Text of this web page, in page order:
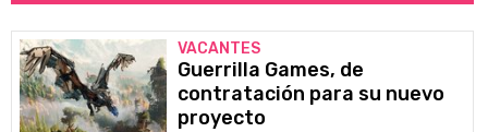
VACANTES
Guerrilla Games, de
contratación para su nuevo
proyecto